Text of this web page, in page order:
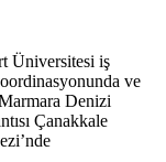
Üniversitesi iş
ve
Denizi
Çanakkale